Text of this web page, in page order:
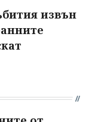
извън